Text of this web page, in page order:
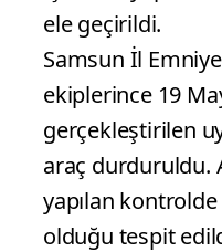
ele geçirildi.
Samsun İl
ekiplerince 19
gerçekleştirilen
araç durduruldu.
yapılan
olduğu tespit